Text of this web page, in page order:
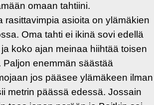
omaan tahtiini.
rasittavimpia asioita on ylämäkien
Oma tahti ei ikinä sovi edellä
koko ajan meinaa hiihtää toisen
enemmän säästää
jos pääsee ylämäkeen ilman
metrin päässä edessä. Jossain